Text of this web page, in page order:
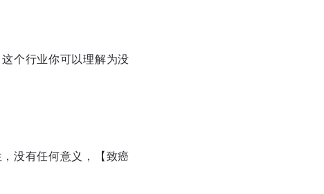
个行业你可以理解为没
没有任何意义，【致癌